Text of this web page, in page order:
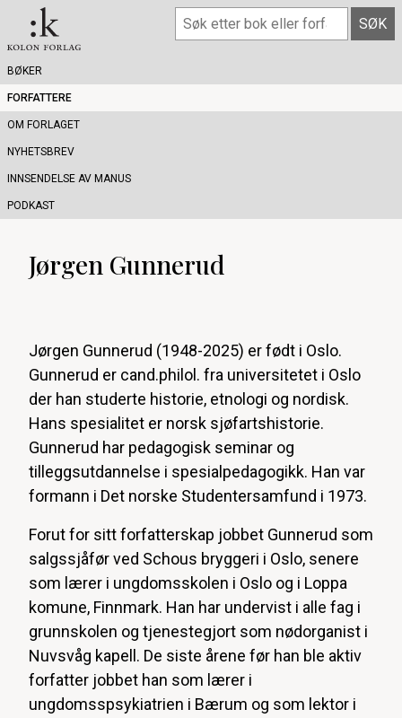
BØKER
FORFATTERE
OM FORLAGET
NYHETSBREV
INNSENDELSE AV MANUS
PODKAST
Jørgen Gunnerud
Jørgen Gunnerud (1948-2025) er født i Oslo.
Gunnerud er cand.philol. fra universitetet i Oslo
der han studerte historie, etnologi og nordisk.
Hans spesialitet er norsk sjøfartshistorie.
Gunnerud har pedagogisk seminar og
tilleggsutdannelse i spesialpedagogikk. Han var
formann i Det norske Studentersamfund i 1973.
Forut for sitt forfatterskap jobbet Gunnerud som
salgssjåfør ved Schous bryggeri i Oslo, senere
som lærer i ungdomsskolen i Oslo og i Loppa
komune, Finnmark. Han har undervist i alle fag i
grunnskolen og tjenestegjort som nødorganist i
Nuvsvåg kapell. De siste årene før han ble aktiv
forfatter jobbet han som lærer i
ungdomsspsykiatrien i Bærum og som lektor i